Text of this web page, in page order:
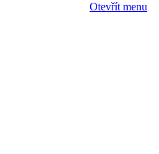
Otevřít menu